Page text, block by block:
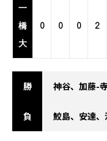
一
橋
大
0 0 0 2
勝 神谷、加藤-
負 鮫島、安達